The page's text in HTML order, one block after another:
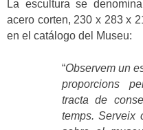
La escultura se denomina
acero corten, 230 x 283 x
en el catálogo del Museu:
“Observem un
proporcions
tracta de
temps. Serveix